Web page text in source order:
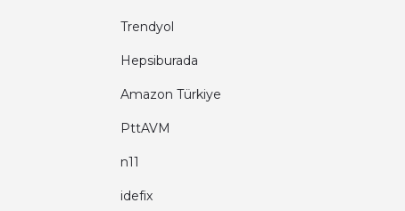
Trendyol
Hepsiburada
Amazon Türkiye
PttAVM
n11
idefix